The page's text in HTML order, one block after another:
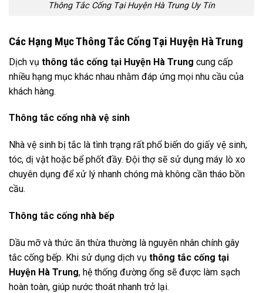
Thông Tắc Cống Tại Huyện Hà Trung Uy Tín
Các Hạng Mục Thông Tắc Cống Tại Huyện Hà Trung
Dịch vụ thông tắc cống tại Huyện Hà Trung cung cấp
nhiều hạng mục khác nhau nhằm đáp ứng mọi nhu cầu của
khách hàng.
Thông tắc cống nhà vệ sinh
Nhà vệ sinh bị tắc là tình trạng rất phổ biến do giấy vệ sinh,
tóc, dị vật hoặc bể phốt đầy. Đội thợ sẽ sử dụng máy lò xo
chuyên dụng để xử lý nhanh chóng mà không cần tháo bồn
cầu.
Thông tắc cống nhà bếp
Dầu mỡ và thức ăn thừa thường là nguyên nhân chính gây
tắc cống bếp. Khi sử dụng dịch vụ thông tắc cống tại
Huyện Hà Trung, hệ thống đường ống sẽ được làm sạch
hoàn toàn, giúp nước thoát nhanh trở lại.